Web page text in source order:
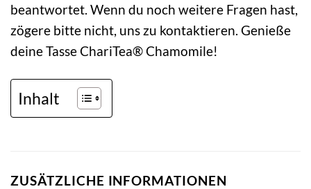
beantwortet. Wenn du noch weitere Fragen hast,
zögere bitte nicht, uns zu kontaktieren. Genieße
deine Tasse ChariTea® Chamomile!
Inhalt
ZUSÄTZLICHE INFORMATIONEN